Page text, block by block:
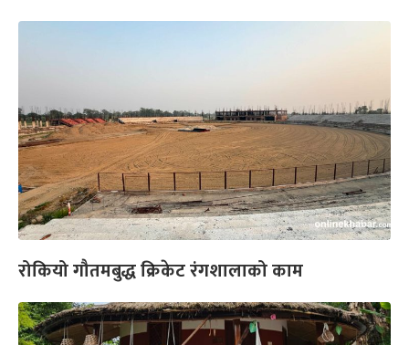
रोकियो गौतमबुद्ध क्रिकेट रंगशालाको काम